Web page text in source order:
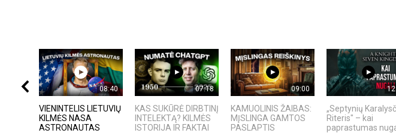
08:40
VIENINTELIS LIETUVIŲ
KILMĖS NASA
ASTRONAUTAS
07:18
KAS SUKŪRĖ DIRBTINĮ
INTELEKTĄ? KILMĖS
ISTORIJA IR FAKTAI
09:00
KAMUOLINIS ŽAIBAS:
MĮSLINGA GAMTOS
PASLAPTIS
„Septynių
Riteris" – kai
paprastumas